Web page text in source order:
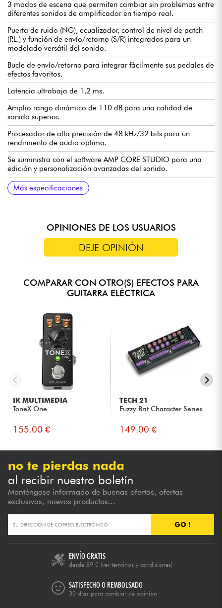
3 modos de escena que permiten cambiar sin problemas entre
diferentes sonidos de amplificador en tiempo real.
Puerta de ruido (NG), ecualizador, control de nivel de patch
(P.L.) y función de envío/retorno (S/R) integrados para un
modelado versátil del sonido.
Bucle de envío/retorno para integrar fácilmente sus pedales de
efectos favoritos.
Latencia ultrabaja de 1,2 ms.
Amplio rango dinámico de 110 dB para una calidad de
sonido superior.
Procesador de alta precisión de 48 kHz/32 bits para un
rendimiento de audio óptimo.
Se suministra con el software AMP CORE STUDIO para una
edición y personalización avanzadas del sonido.
Alimentación: adaptador de red de 9 V
Dimensiones: 122 mm (L) * 72 mm (A) * 48 mm (A)
Peso: 264 g
Más especificaciones
OPINIONES DE LOS USUARIOS
DEJE OPINIÓN
COMPARAR CON OTRO(S) EFECTOS PARA
GUITARRA ELÉCTRICA
IK MULTIMEDIA
ToneX One
155.00 €
TECH 21
Fuzzy Brit Character Series
149.00 €
no te pierdas nada
al recibir nuestro boletín
Manténgase informado de buenas ofertas, ofertas
exclusivas, nuevos productos...
GO !
ENVÍO GRATIS
desde 89 € (ver términos y condiciones)
SATISFECHO O REMBOLSADO
30 días para cambiar de opinión